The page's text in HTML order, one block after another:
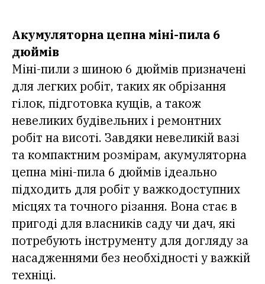
Акумуляторна цепна міні-пила 6
дюймів
Міні-пили з шиною 6 дюймів призначені
для легких робіт, таких як обрізання
гілок, підготовка кущів, а також
невеликих будівельних і ремонтних
робіт на висоті. Завдяки невеликій вазі
та компактним розмірам, акумуляторна
цепна міні-пила 6 дюймів ідеально
підходить для робіт у важкодоступних
місцях та точного різання. Вона стає в
пригоді для власників саду чи дач, які
потребують інструменту для догляду за
насадженнями без необхідності у важкій
техніці.